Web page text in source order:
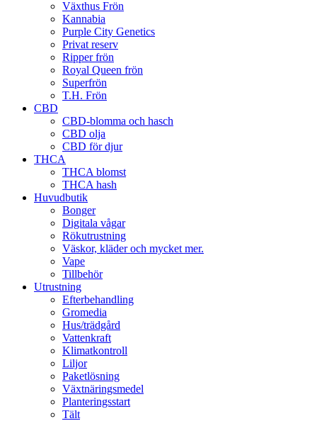
Växthus Frön
Kannabia
Purple City Genetics
Privat reserv
Ripper frön
Royal Queen frön
Superfrön
T.H. Frön
CBD
CBD-blomma och hasch
CBD olja
CBD för djur
THCA
THCA blomst
THCA hash
Huvudbutik
Bonger
Digitala vågar
Rökutrustning
Väskor, kläder och mycket mer.
Vape
Tillbehör
Utrustning
Efterbehandling
Gromedia
Hus/trädgård
Vattenkraft
Klimatkontroll
Liljor
Paketlösning
Växtnäringsmedel
Planteringsstart
Tält